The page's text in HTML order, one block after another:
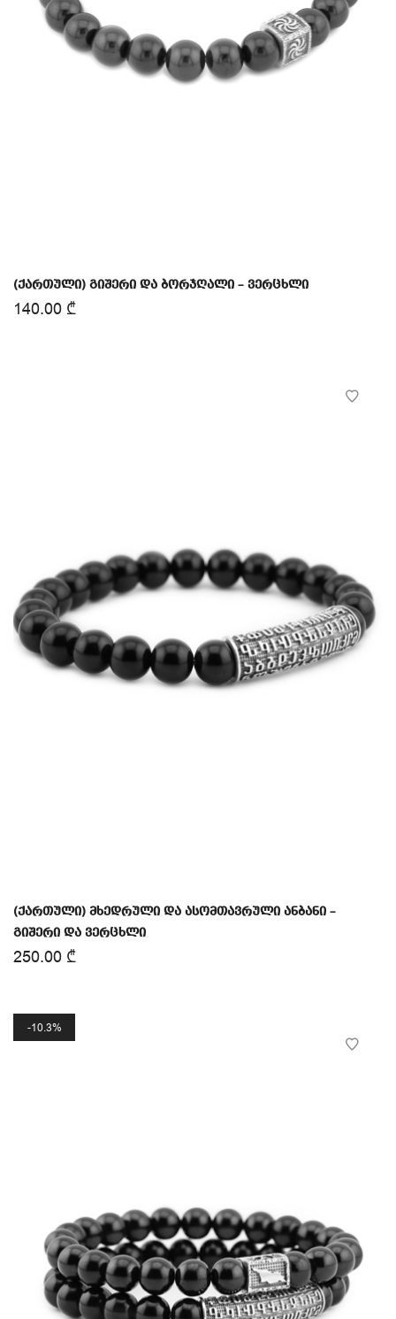
(ქართული) გიშერი და ბორჯღალი – ვერცხლი
140.00 ₾
(ქართული) მხედრული და ასომთავრული ანბანი –
გიშერი და ვერცხლი
250.00 ₾
10.3%